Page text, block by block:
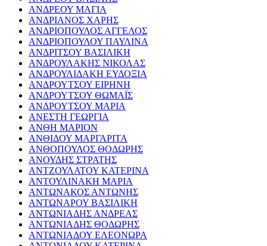
ΑΝΔΡΕΟΥ ΜΑΓΙΑ
ΑΝΔΡΙΑΝΟΣ ΧΑΡΗΣ
ΑΝΔΡΙΟΠΟΥΛΟΣ ΑΓΓΕΛΟΣ
ΑΝΔΡΙΟΠΟΥΛΟΥ ΠΑΥΛΙΝΑ
ΑΝΔΡΙΤΣΟΥ ΒΑΣΙΛΙΚΗ
ΑΝΔΡΟΥΛΑΚΗΣ ΝΙΚΟΛΑΣ
ΑΝΔΡΟΥΛΙΔΑΚΗ ΕΥΔΟΞΙΑ
ΑΝΔΡΟΥΤΣΟΥ ΕΙΡΗΝΗ
ΑΝΔΡΟΥΤΣΟΥ ΘΩΜΑΪΣ
ΑΝΔΡΟΥΤΣΟΥ ΜΑΡΙΑ
ΑΝΕΣΤΗ ΓΕΩΡΓΙΑ
ΑΝΘΗ ΜΑΡΙΟΝ
ΑΝΘΙΔΟΥ ΜΑΡΓΑΡΙΤΑ
ΑΝΘΟΠΟΥΛΟΣ ΘΟΔΩΡΗΣ
ΑΝΟΥΔΗΣ ΣΤΡΑΤΗΣ
ΑΝΤΖΟΥΛΑΤΟΥ ΚΑΤΕΡΙΝΑ
ΑΝΤΟΥΛΙΝΑΚΗ ΜΑΡΙΑ
ΑΝΤΩΝΑΚΟΣ ΑΝΤΩΝΗΣ
ΑΝΤΩΝΑΡΟΥ ΒΑΣΙΛΙΚΗ
ΑΝΤΩΝΙΑΔΗΣ ΑΝΔΡΕΑΣ
ΑΝΤΩΝΙΑΔΗΣ ΘΟΔΩΡΗΣ
ΑΝΤΩΝΙΑΔΟΥ ΕΛΕΟΝΩΡΑ